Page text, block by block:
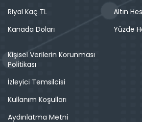
Riyal Kaç TL
Kanada Doları
Altın
Yüzde
Kişisel Verilerin Korunması
Politikası
İzleyici Temsilcisi
Kullanım Koşulları
Aydınlatma Metni